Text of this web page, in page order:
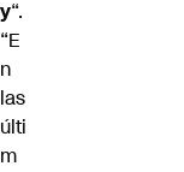
y“.
“E
n
las
últi
m